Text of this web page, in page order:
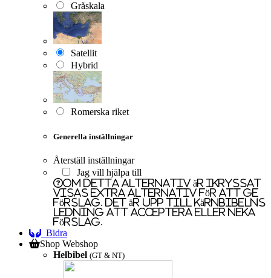
Gråskala
Satellit
Hybrid
Romerska riket
Generella inställningar
Återställ inställningar
Jag vill hjälpa till
Om detta alternativ är ikryssat
visas extra alternativ för att ge
förslag. Det är upp till Kärnbibelns
ledning att acceptera eller neka
förslag.
Bidra
Shop Webshop
Helbibel (GT & NT)